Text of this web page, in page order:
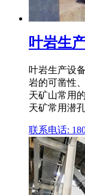
叶岩生
叶岩生产设
岩的可凿性
天矿山常用
天矿常用潜孔
联系电话: